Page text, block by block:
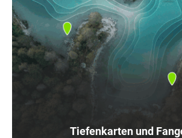
Tiefenkarten und